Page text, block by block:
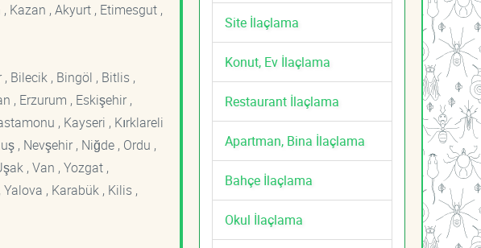
Kazan , Akyurt , Etimesgut ,
, Bilecik , Bingöl , Bitlis ,
, Erzurum , Eskişehir ,
, Kayseri , Kırklareli
, Nevşehir , Niğde , Ordu ,
, Van , Yozgat ,
Yalova , Karabük , Kilis ,
Site İlaçlama
Konut, Ev İlaçlama
Restaurant İlaçlama
Apartman, Bina İlaçlama
Bahçe İlaçlama
Okul İlaçlama